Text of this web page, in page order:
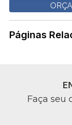
Páginas
Faça seu